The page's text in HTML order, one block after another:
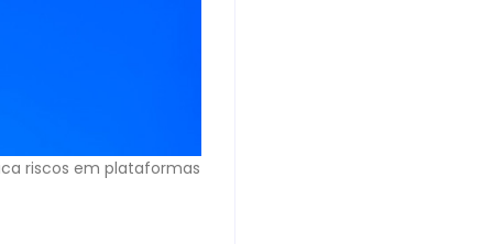
riscos em plataformas